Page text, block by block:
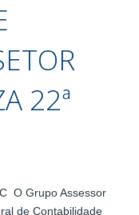
22ª
O Grupo Assessor
de Contabilidade